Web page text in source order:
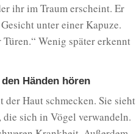
ihr im Traum erscheint. Er
unter einer Kapuze.
Wenig später erkennt
Händen hören
Haut schmecken. Sie sieht
sich in Vögel verwandeln.